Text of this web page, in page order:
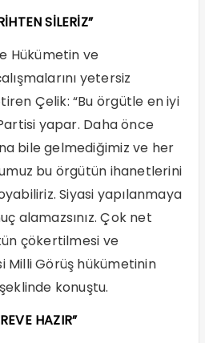
SİLERİZ”
Hükümetin ve
yetersiz
Çelik: “Bu örgütle en iyi
yapar. Daha önce
bile gelmediğimiz ve her
bu örgütün ihanetlerini
Siyasi yapılanmaya
alamazsınız. Çok net
çökertilmesi ve
Milli Görüş hükümetinin
şeklinde konuştu.
HAZIR”